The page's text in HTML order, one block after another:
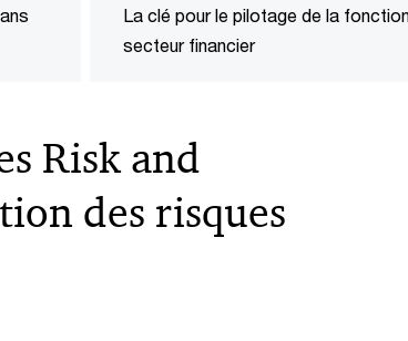
La clé pour le pilotage de la
secteur financier
Risk and
des risques